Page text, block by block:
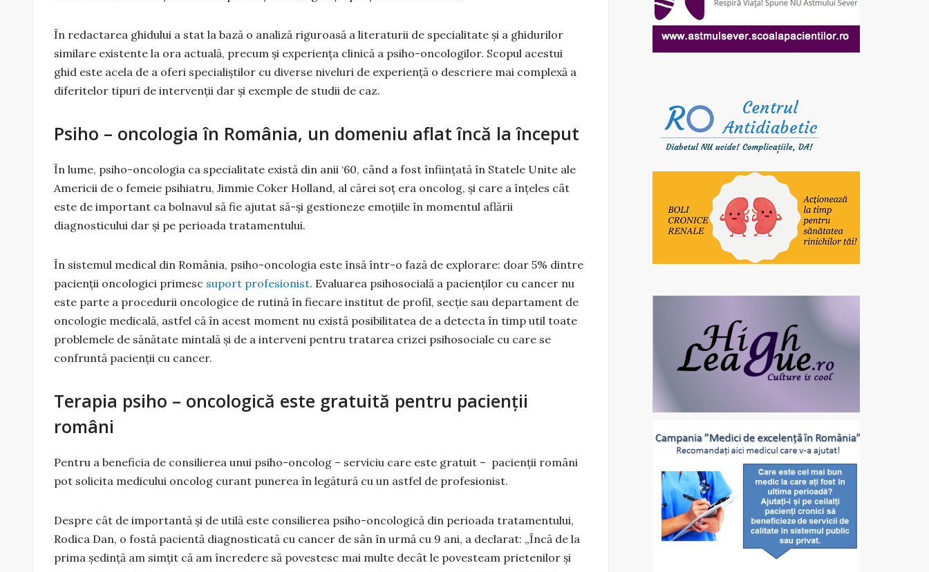
În redactarea ghidului a stat la bază o analiză riguroasă a literaturii de specialitate și a ghidurilor
similare existente la ora actuală, precum și experiența clinică a psiho-oncologilor. Scopul acestui
ghid este acela de a oferi specialiștilor cu diverse niveluri de experiență o descriere mai complexă a
diferitelor tipuri de intervenții dar și exemple de studii de caz.
Psiho – oncologia în România, un domeniu aflat încă la început
În lume, psiho-oncologia ca specialitate există din anii ‘60, când a fost înființată în Statele Unite ale
Americii de o femeie psihiatru, Jimmie Coker Holland, al cărei soț era oncolog, și care a înțeles cât
este de important ca bolnavul să fie ajutat să-și gestioneze emoțiile în momentul aflării
diagnosticului dar și pe perioada tratamentului.
În sistemul medical din România, psiho-oncologia este însă într-o fază de explorare: doar 5% dintre
pacienţii oncologici primesc suport profesionist. Evaluarea psihosocială a pacienților cu cancer nu
este parte a procedurii oncologice de rutină în fiecare institut de profil, secție sau departament de
oncologie medicală, astfel că în acest moment nu există posibilitatea de a detecta în timp util toate
problemele de sănătate mintală și de a interveni pentru tratarea crizei psihosociale cu care se
confruntă pacienții cu cancer.
Terapia psiho – oncologică este gratuită pentru pacienții
români
Pentru a beneficia de consilierea unui psiho-oncolog – serviciu care este gratuit – pacienții români
pot solicita medicului oncolog curant punerea în legătură cu un astfel de profesionist.
Despre cât de importantă și de utilă este consilierea psiho-oncologică din perioada tratamentului,
Rodica Dan, o fostă pacientă diagnosticată cu cancer de sân în urmă cu 9 ani, a declarat: „Încă de la
prima ședință am simțit că am încredere să povestesc mai multe decât le povesteam prietenilor și